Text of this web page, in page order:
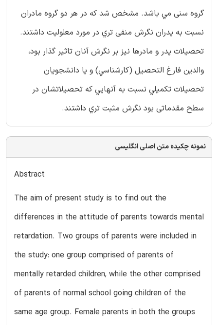
گروه سنی مي باشد. مشخص شد که در هر دو گروه مادران
نسبت به پدران نگرش منفی تري در مورد معلولیت داشتند.
تحصيلات پدر و مادرها نیز بر نگرش آنان تاثير گذار بود،
والدين فارغ التحصیل (کارشناسي) و يا دانشجويان
تحصيلات تکميلي نسبت به آنهايي که تحصيلاتشان در
سطح مقدماتی بود نگرش مثبت تري داشتند.
نمونه چکیده متن اصلی انگلیسی
Abstract
The aim of present study is to find out the
differences in the attitude of parents towards mental
retardation. Two groups of parents were included in
the study: one group comprised of parents of
mentally retarded children, while the other comprised
of parents of normal school going children of the
same age group. Female parents in both the groups